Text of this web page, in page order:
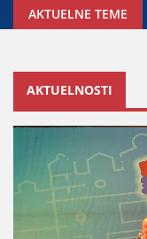
AKTUELNE TEME
ZA ODNOSE SA
AKTUELNOSTI